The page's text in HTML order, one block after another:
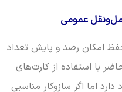
عمومی
امکان رصد و پایش تعداد
با استفاده از کارت‌های
اما اگر سازوکار مناسبی